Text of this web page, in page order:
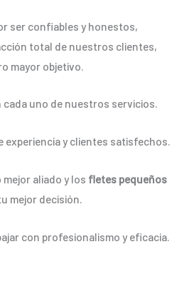
ser confiables y honestos,
total de nuestros clientes,
mayor objetivo.
cada uno de nuestros servicios.
experiencia y clientes satisfechos.
aliado y los fletes pequeños
mejor decisión.
con profesionalismo y eficacia.